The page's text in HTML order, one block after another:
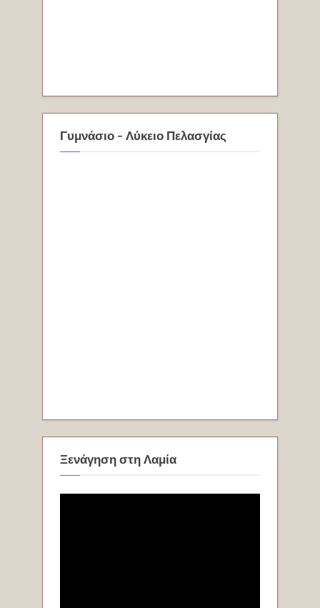
Γυμνάσιο - Λύκειο Πελασγίας
Ξενάγηση στη Λαμία